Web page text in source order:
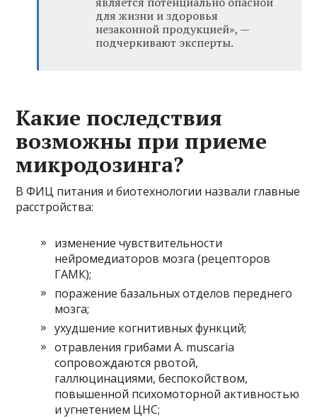
для жизни и здоровья
незаконной продукцией», —
подчеркивают эксперты.
Какие последствия
возможны при приеме
микродозинга?
В ФИЦ питания и биотехнологии назвали главные
расстройства:
изменение чувствительности
нейромедиаторов мозга (рецепторов
ГАМК);
поражение базальных отделов переднего
мозга;
ухудшение когнитивных функций;
отравления грибами A. muscaria
сопровождаются рвотой,
галлюцинациями, беспокойством,
повышенной психомоторной активностью
и угнетением ЦНС;